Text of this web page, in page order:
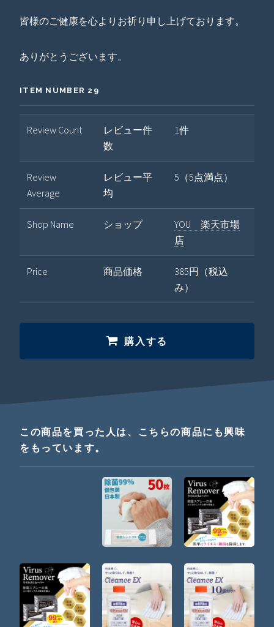
皆様のご健康を心よりお祈り申し上げております。
ありがとうございます。
ITEM NUMBER 29
Review Count
レビュー件
数
1件
Review
Average
レビュー平
均
5（5点満点）
Shop Name ショップ
YOU 楽天市場
店
Price 商品価格
385円（税込
み）
購入する
この商品を買った人は、こちらの商品にも興味
をもっています。